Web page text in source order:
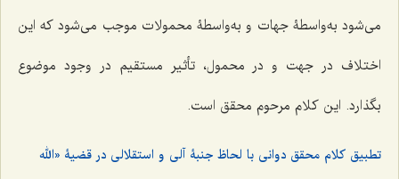
مى‌شود به‌واسطۀ جهات و به‌واسطۀ محمولات موجب مى‌شود که این
اختلاف در جهت و در محمول، تأثیر مستقیم در وجود موضوع
بگذارد. این كلام مرحوم محقق است.
تطبیق کلام محقق دوانی با لحاظ جنبۀ آلی و استقلالی در قضیۀ «الله